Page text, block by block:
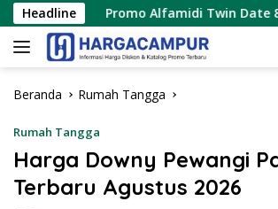
Langsung
ke
konten
Headline
Promo Alfamidi Twin Date 8.8
Beranda Rumah Tangga
Rumah Tangga
Harga Downy Pewangi
Terbaru Agustus 2026